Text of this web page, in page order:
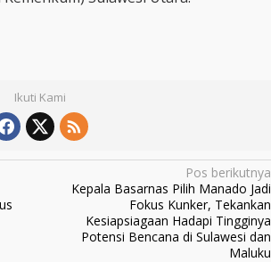
Ikuti Kami
Pos berikutnya
Kepala Basarnas Pilih Manado Jadi
Fokus Kunker, Tekankan
Kesiapsiagaan Hadapi Tingginya
Potensi Bencana di Sulawesi dan
Maluku